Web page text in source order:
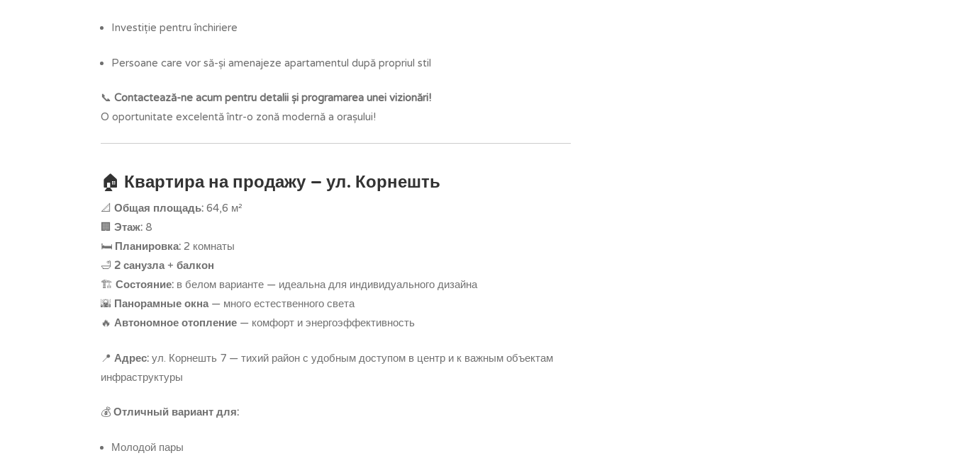
Investiție pentru închiriere
Persoane care vor să-și amenajeze apartamentul după propriul stil
📞 Contactează-ne acum pentru detalii și programarea unei vizionări!
O oportunitate excelentă într-o zonă modernă a orașului!
🏠 Квартира на продажу – ул. Корнешть
📐 Общая площадь: 64,6 м²
🏢 Этаж: 8
🛏️ Планировка: 2 комнаты
🛁 2 санузла+ балкон
🏗️ Состояние: в белом варианте — идеальна для индивидуального дизайна
🌇 Панорамные окна— много естественного света
🔥 Автономное отопление — комфорт и энергоэффективность
📍 Адрес: ул. Корнешть 7 — тихий район с удобным доступом в центр и к важным объектам
инфраструктуры
💰 Отличный вариант для:
Молодой пары